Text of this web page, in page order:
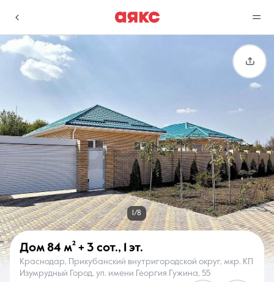
Избранное
0 объявлений
Сравнение
0 объявлений
Недвижимость Услуги
О компании Контакты
1/8
Дом 84 м² + 3 сот., 1 эт.
Краснодар, Прикубанский внутригородской округ, мкр. КП
Изумрудный Город, ул. имени Георгия Гужина, 55